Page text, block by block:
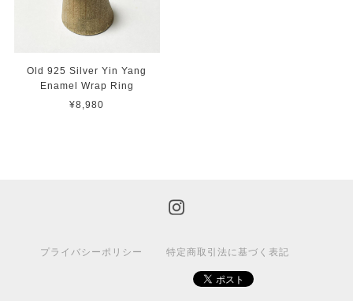
Old 925 Silver Yin Yang
Enamel Wrap Ring
¥8,980
プライバシーポリシー 特定商取引法に基づく表記